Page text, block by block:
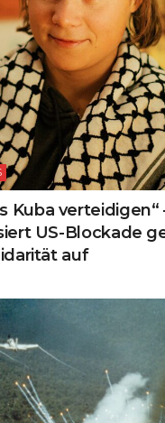
Kuba verteidigen“
US-Blockade
auf